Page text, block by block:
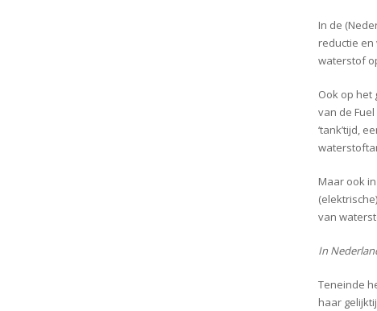
In de
reductie
waterstof
Ook op het
van de
‘tank’tijd,
Maar ook
van
In
Teneinde
haar